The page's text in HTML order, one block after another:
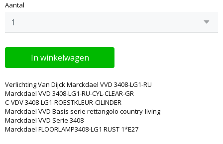
Aantal
In winkelwagen
Verlichting Van Dijck Marckdael VVD 3408-LG1-RU
Marckdael VVD 3408-LG1-RU-CYL-CLEAR-GR
C-VDV 3408-LG1-ROESTKLEUR-CILINDER
Marckdael VVD Basis serie rettangolo country-living
Marckdael VVD Serie 3408
Marckdael FLOORLAMP3408-LG1 RUST 1*E27